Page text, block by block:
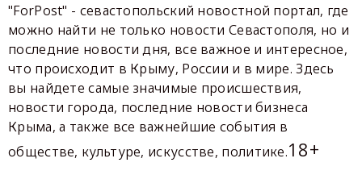
"ForPost" - севастопольский новостной портал, где
можно найти не только новости Севастополя, но и
последние новости дня, все важное и интересное,
что происходит в Крыму, России и в мире. Здесь
вы найдете самые значимые происшествия,
новости города, последние новости бизнеса
Крыма, а также все важнейшие события в
обществе, культуре, искусстве, политике.18+